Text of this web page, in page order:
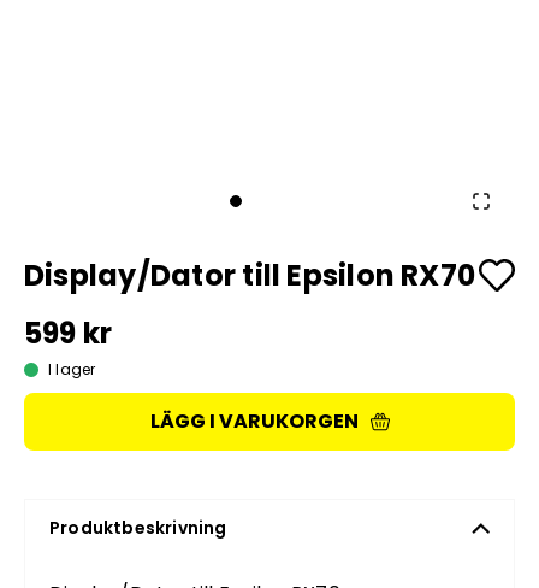
Display/Dator till Epsilon RX70
599 kr
I lager
LÄGG I VARUKORGEN
Produktbeskrivning